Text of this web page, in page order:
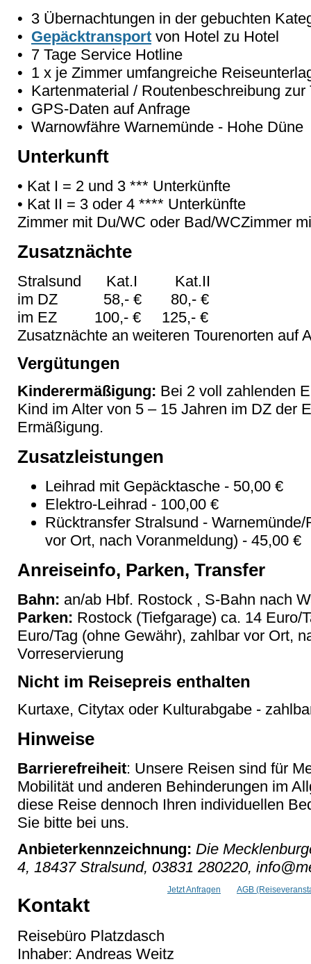
• 3 Übernachtungen in der gebuchten
• Gepäcktransport von Hotel zu Hotel
• 7 Tage Service Hotline
• 1 x je Zimmer umfangreiche
• Kartenmaterial / Routenbeschreibung zur
• GPS-Daten auf Anfrage
• Warnowfähre Warnemünde - Hohe Düne
Unterkunft
• Kat I = 2 und 3 *** Unterkünfte
• Kat II = 3 oder 4 **** Unterkünfte
Zimmer mit Du/WC oder Bad/WCZimmer
Zusatznächte
Stralsund Kat.I Kat.II
im DZ 58,- € 80,- €
im EZ 100,- € 125,- €
Zusatznächte an weiteren Tourenorten auf
Vergütungen
Kinderermäßigung: Bei 2 voll zahlenden
Kind im Alter von 5 – 15 Jahren im DZ der
Ermäßigung.
Zusatzleistungen
Leihrad mit Gepäcktasche - 50,00 €
Elektro-Leihrad - 100,00 €
Rücktransfer Stralsund -
vor Ort, nach Voranmeldung) - 45,00 €
Anreiseinfo, Parken, Transfer
Bahn: an/ab Hbf. Rostock , S-Bahn nach
Parken: Rostock (Tiefgarage) ca. 14 Euro/
Euro/Tag (ohne Gewähr), zahlbar vor Ort,
Vorreservierung
Nicht im Reisepreis enthalten
Kurtaxe, Citytax oder Kulturabgabe -
Hinweise
Barrierefreiheit: Unsere Reisen sind für
Mobilität und anderen Behinderungen im
diese Reise dennoch Ihren individuellen
Sie bitte bei uns.
Anbieterkennzeichnung: Die
4, 18437 Stralsund, 03831 280220,
Jetzt Anfragen AGB
Kontakt
Reisebüro Platzdasch
Inhaber: Andreas Weitz